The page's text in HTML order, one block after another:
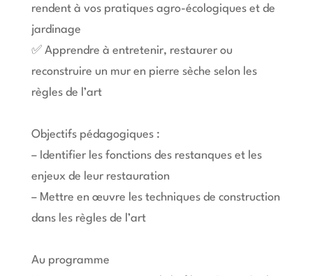
rendent à vos pratiques agro-écologiques et de
jardinage
✅ Apprendre à entretenir, restaurer ou
reconstruire un mur en pierre sèche selon les
règles de l’art
Objectifs pédagogiques :
– Identifier les fonctions des restanques et les
enjeux de leur restauration
– Mettre en œuvre les techniques de construction
dans les règles de l’art
Au programme